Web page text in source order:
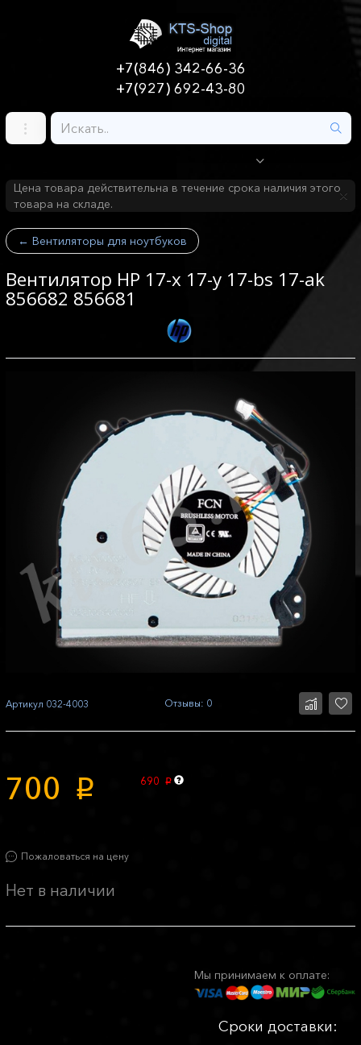
+7(846) 342-66-36
+7(927) 692-43-80
Цена товара действительна в течение срока наличия этого
товара на складе.
← Вентиляторы для ноутбуков
Вентилятор HP 17-x 17-y 17-bs 17-ak
856682 856681
Артикул 032-4003 Отзывы: 0
700 p 690 p
Пожаловаться на цену
Нет в наличии
Мы принимаем к оплате:
Сроки доставки: